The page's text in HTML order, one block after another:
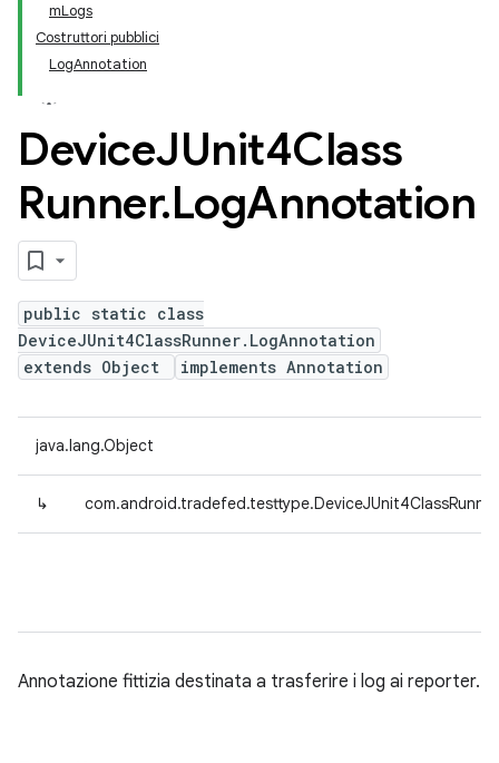
mLogs
Costruttori pubblici
LogAnnotation
DeviceJUnit4Class
Runner.LogAnnotation
public static class
DeviceJUnit4ClassRunner.LogAnnotation
extends Object
implements Annotation
java.lang.Object
↳
Annotazione fittizia destinata a trasferire i log ai reporter.